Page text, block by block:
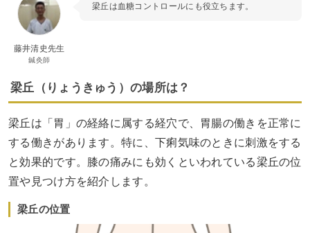
藤井清史先生
鍼灸師
梁丘は血糖コントロールにも役立ちます。
梁丘（りょうきゅう）の場所は？
梁丘は「胃」の経絡に属する経穴で、胃腸の働きを正常に
する働きがあります。特に、下痢気味のときに刺激をする
と効果的です。膝の痛みにも効くといわれている梁丘の位
置や見つけ方を紹介します。
梁丘の位置